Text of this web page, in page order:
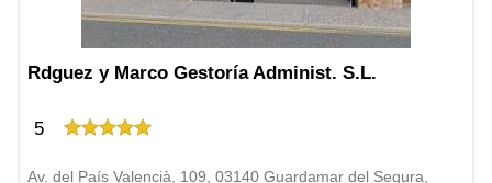
Rdguez y Marco Gestoría Administ. S.L.
5
Av. del País Valencià, 109, 03140 Guardamar del Segura,